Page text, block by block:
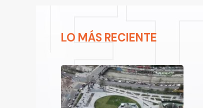
LO MÁS RECIENTE